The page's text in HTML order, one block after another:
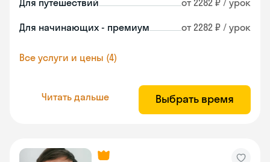
Для путешествий от 2282 ₽ / урок
Для начинающих - премиум от 2282 ₽ / урок
Все услуги и цены (4)
Читать дальше Выбрать время